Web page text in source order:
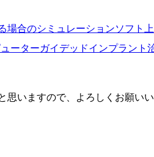
場合のシミュレーションソフト
ーターガイデッドインプラント
いますので、よろしくお願いい